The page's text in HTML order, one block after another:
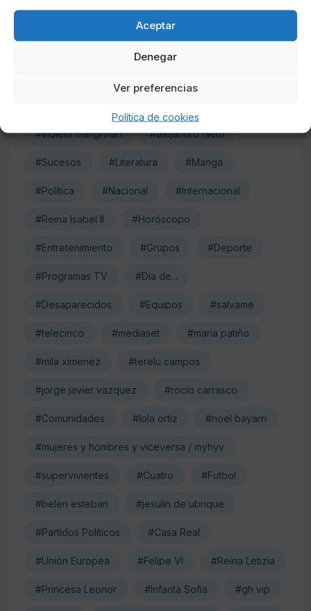
Aceptar
Denegar
Ver preferencias
Política de cookies
#ana carvajal
#violeta mangriñan #alejandro nieto
#Sucesos #Literatura #Manga
#Política #Nacional #Internacional
#Reina Isabel II #Horóscopo
#Entretenimiento #Grupos #Deporte
#Programas TV #Día de...
#Desaparecidos #Equipos #salvame
#telecinco #mediaset #maria patiño
#mila ximenez #terelu campos
#jorge javier vazquez #rocio carrasco
#Comunidades #lola ortiz #noel bayarri
#mujeres y hombres y viceversa / myhyv
#supervivientes #Cuatro #Futbol
#belen esteban #jesulin de ubrique
#Partidos Políticos #Casa Real
#Unión Europea #Felipe VI #Reina Letizia
#Princesa Leonor #Infanta Sofía #gh vip